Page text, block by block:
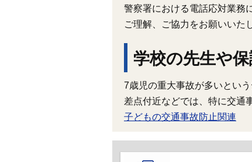
警察署における電話応対業務
ご理解、ご協力をお願いいた
学校の先生や
7歳児の重大事故が多いとい
差点付近などでは、特に交通
子どもの交通事故防止関連